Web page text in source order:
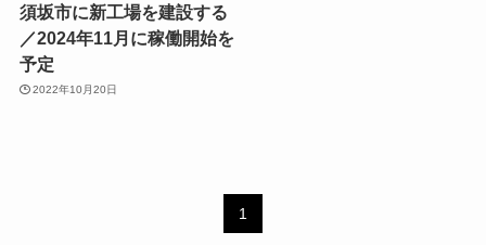
須坂市に新工場を建設する
／2024年11月に稼働開始を
予定
2022年10月20日
1